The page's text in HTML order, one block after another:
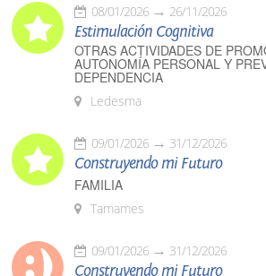
08/01/2026 26/11/2026
Estimulación Cognitiva
OTRAS ACTIVIDADES DE
AUTONOMÍA PERSONAL Y
DEPENDENCIA
Ledesma
09/01/2026 31/12/2026
Construyendo mi Futuro
FAMILIA
Tamames
09/01/2026 31/12/2026
Construyendo mi Futuro